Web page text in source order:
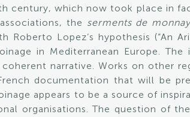
century, which now took place in
the serments de
Roberto Lopez’s hypothesis (“An
in Mediterranean Europe.
narrative. Works on other
documentation that will be
appears to be a source of
organisations. The question of